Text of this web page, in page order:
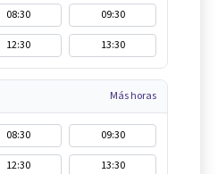
08:30
09:30
12:30 13:30
Más horas
08:30
09:30
12:30 13:30